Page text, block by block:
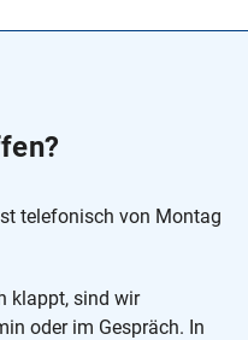
telefonisch von Montag
klappt, sind wir
oder im Gespräch. In